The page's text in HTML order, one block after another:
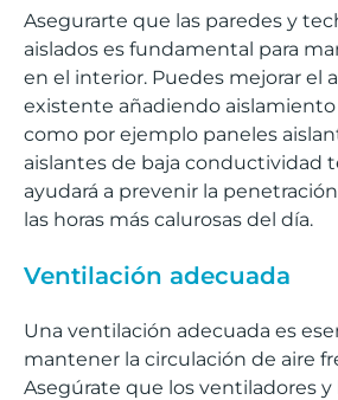
Asegurarte que las paredes y
aislados es fundamental para
en el interior. Puedes mejorar el
existente añadiendo
como por ejemplo paneles
aislantes de baja conductividad
ayudará a prevenir la
las horas más calurosas del día.
Ventilación adecuada
Una ventilación adecuada es
mantener la circulación de aire
Asegúrate que los ventiladores y